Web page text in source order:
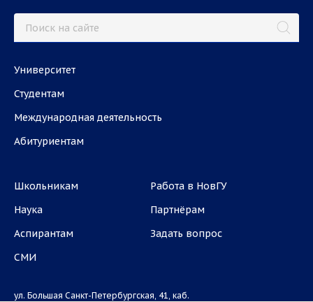
Университет
Студентам
Международная деятельность
Абитуриентам
Школьникам
Наука
Аспирантам
СМИ
Работа в НовГУ
Партнёрам
Задать вопрос
ул. Большая Санкт-Петербургская, 41, каб.